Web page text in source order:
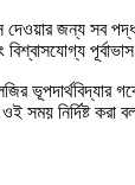
দেওয়ার জন্য সব
ভূপদার্থবিদ্যার
সময় নির্দিষ্ট করা